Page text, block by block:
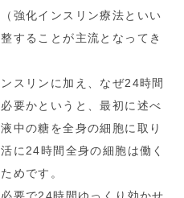
強化インスリン療法といい
することが主流となってき
スリンに加え、なぜ24時間
要かというと、最初に述べ
中の糖を全身の細胞に取り
に24時間全身の細胞は働く
めです。